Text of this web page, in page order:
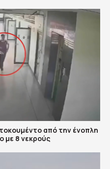
από την ένοπλη
με 8 νεκρούς